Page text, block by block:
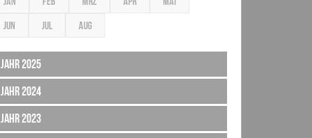
JUN JUL AUG
Jahr 2025
Jahr 2024
Jahr 2023